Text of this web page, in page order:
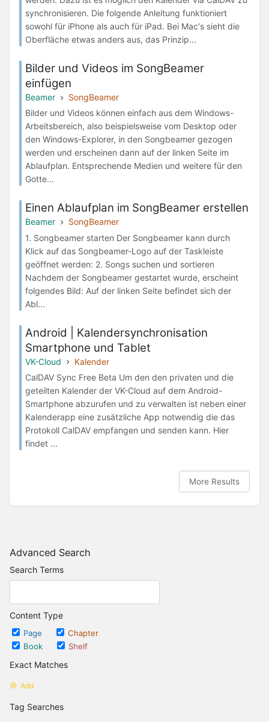
Advanced Search
Search Terms
Content Type
Page
Chapter
Book
Shelf
Exact Matches
Add
Tag Searches
synchronisieren. Die folgende Anleitung funktioniert
sowohl für iPhone als auch für iPad. Bei Mac‘s sieht die
Oberfläche etwas anders aus, das Prinzip...
Bilder und Videos im SongBeamer
einfügen
Beamer
SongBeamer
Bilder und Videos können einfach aus dem Windows-
Arbeitsbereich, also beispielsweise vom Desktop oder
den Windows-Explorer, in den Songbeamer gezogen
werden und erscheinen dann auf der linken Seite im
Ablaufplan. Entsprechende Medien und weitere für den
Gotte...
Einen Ablaufplan im SongBeamer erstellen
Beamer
SongBeamer
1. Songbeamer starten Der Songbeamer kann durch
Klick auf das Songbeamer-Logo auf der Taskleiste
geöffnet werden: 2. Songs suchen und sortieren
Nachdem der Songbeamer gestartet wurde, erscheint
folgendes Bild: Auf der linken Seite befindet sich der
Abl...
Android | Kalendersynchronisation
Smartphone und Tablet
VK-Cloud
Kalender
CalDAV Sync Free Beta Um den den privaten und die
geteilten Kalender der VK-Cloud auf dem Android-
Smartphone abzurufen und zu verwalten ist neben einer
Kalenderapp eine zusätzliche App notwendig die das
Protokoll CalDAV empfangen und senden kann. Hier
findet ...
More Results